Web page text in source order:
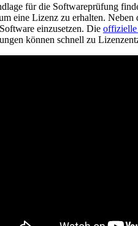
für die Softwareprüfung
eine Lizenz zu erhalten.
einzusetzen. Die offizielle
können schnell zu